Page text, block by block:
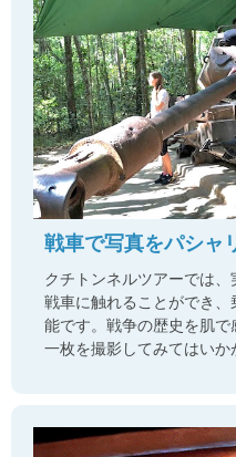
戦車で写真をパシャ
クチトンネルツアーでは
戦車に触れることができ
能です。戦争の歴史を肌
一枚を撮影してみてはいか